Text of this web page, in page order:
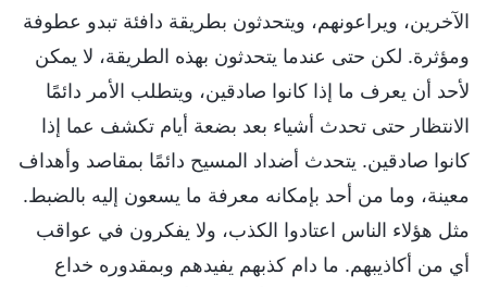
الآخرين، ويراعونهم، ويتحدثون بطريقة دافئة تبدو عطوفة
ومؤثرة. لكن حتى عندما يتحدثون بهذه الطريقة، لا يمكن
لأحد أن يعرف ما إذا كانوا صادقين، ويتطلب الأمر دائمًا
الانتظار حتى تحدث أشياء بعد بضعة أيام تكشف عما إذا
كانوا صادقين. يتحدث أضداد المسيح دائمًا بمقاصد وأهداف
معينة، وما من أحد بإمكانه معرفة ما يسعون إليه بالضبط.
مثل هؤلاء الناس اعتادوا الكذب، ولا يفكرون في عواقب
أي من أكاذيبهم. ما دام كذبهم يفيدهم وبمقدوره خداع